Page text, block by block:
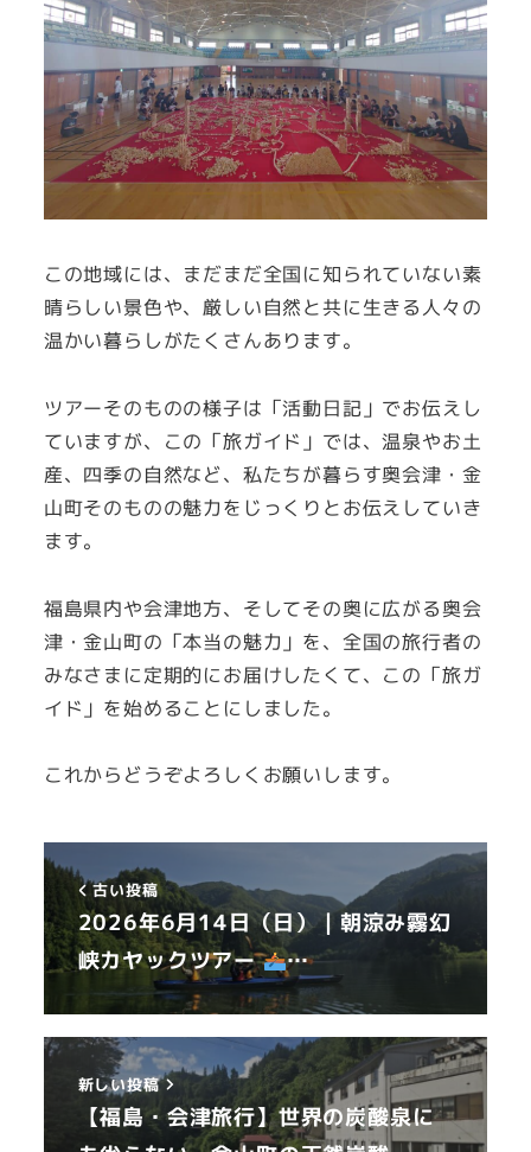
この地域には、まだまだ全国に知られていない素
晴らしい景色や、厳しい自然と共に生きる人々の
温かい暮らしがたくさんあります。
ツアーそのものの様子は「活動日記」でお伝えし
ていますが、この「旅ガイド」では、温泉やお土
産、四季の自然など、私たちが暮らす奥会津・金
山町そのものの魅力をじっくりとお伝えしていき
ます。
福島県内や会津地方、そしてその奥に広がる奥会
津・金山町の「本当の魅力」を、全国の旅行者の
みなさまに定期的にお届けしたくて、この「旅ガ
イド」を始めることにしました。
これからどうぞよろしくお願いします。
古い投稿
2026年6月14日（日）｜朝涼み霧幻
峡カヤックツアー
‍…
新しい投稿
【福島・会津旅行】世界の炭酸泉に